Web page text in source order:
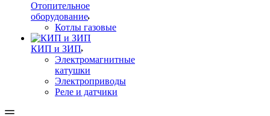
Отопительное
оборудование
Котлы газовые
КИП и ЗИП
Электромагнитные
катушки
Электроприводы
Реле и датчики